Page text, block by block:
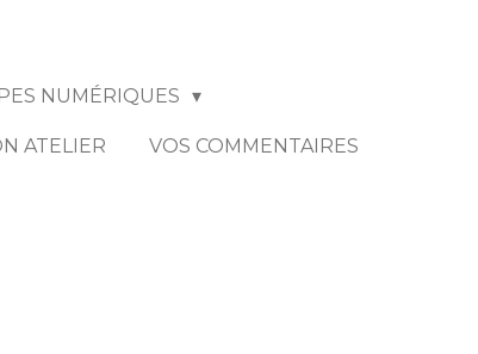
NUMÉRIQUES
ATELIER VOS COMMENTAIRES